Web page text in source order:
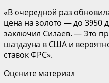
«В очередной раз
цена на золото — до 3950
заключил Силаев. — Это
шатдауна в США и
ставок ФРС».
Оцените материал